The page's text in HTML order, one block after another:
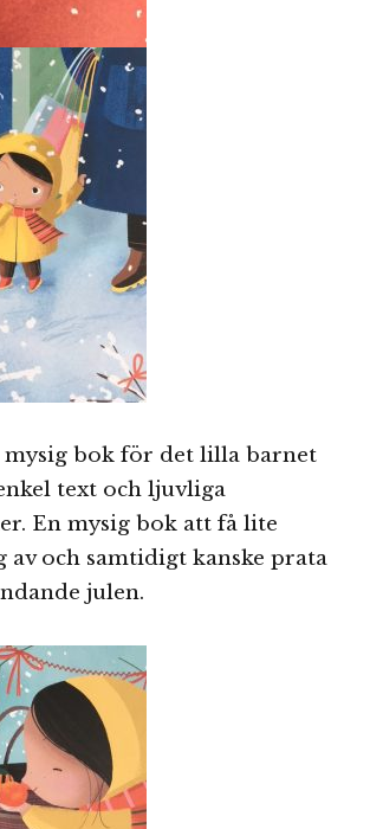
mysig bok för det lilla barnet
text och ljuvliga
En mysig bok att få lite
av och samtidigt kanske prata
julen.